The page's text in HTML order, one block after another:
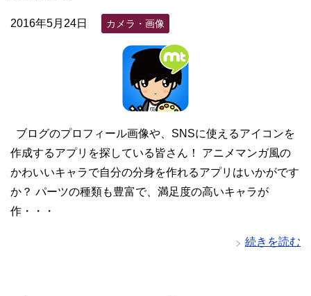
2016年5月24日 カメラ・画像
ブログのプロフィール画像や、SNSに使えるアイコンを
作成するアプリを探している皆さん！ アニメマンガ風の
かわいいキャラで自分の分身を作れるアプリはいかがです
か？ パーツの種類も豊富で、満足度の高いキャラが
作・・・
続きを読む